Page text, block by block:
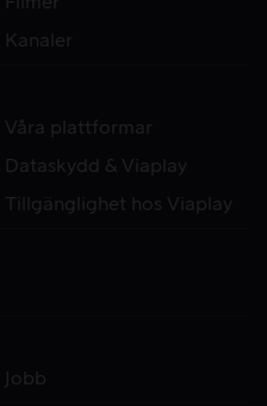
Kanaler
Våra plattformar
Dataskydd & Viaplay
Tillgänglighet hos Viaplay
Jobb